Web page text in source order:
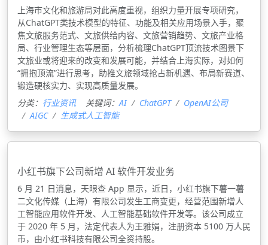
上海市文化和旅游局对此高度重视，组织力量开展专项研究，
从ChatGPT类技术模型的特征、功能及相关应用场景入手，聚
焦文旅服务范式、文旅供给内容、文旅营销趋势、文旅产业格
局、行业管理生态等层面，分析梳理ChatGPT顶流技术图景下
文旅业或将迎来的改变和发展可能，并结合上海实际，对如何
“拥抱顶流”进行思考，助推文旅领域抢占新机遇、布局新赛道、
锻造硬核实力、实现高质量发展。
分类： 行业资讯 关键词： AI ChatGPT
OpenAI公司
AIGC
生成式人工智能
小红书旗下公司新增 AI 软件开发业务
6 月 21 日消息，天眼查 App 显示，近日，小红书旗下薯一薯
二文化传媒（上海）有限公司发生工商变更，经营范围新增人
工智能应用软件开发、人工智能基础软件开发等。该公司成立
于 2020 年 5 月，法定代表人为王雅娟，注册资本 5100 万人民
币，由小红书科技有限公司全资持股。